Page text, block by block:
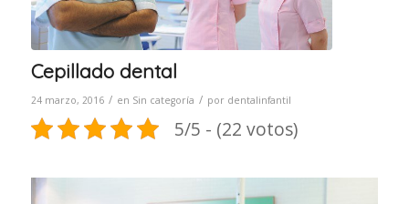
Cepillado dental
24 marzo, 2016 / en Sin categoría / por dentalinfantil
5/5 - (22 votos)